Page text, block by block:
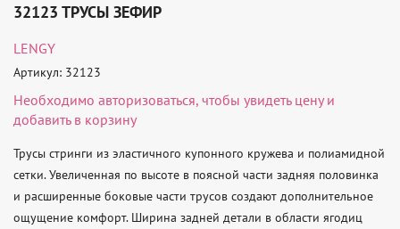
32123 ТРУСЫ ЗЕФИР
LENGY
Артикул: 32123
Необходимо авторизоваться, чтобы увидеть цену и
добавить в корзину
Трусы стринги из эластичного купонного кружева и полиамидной
сетки. Увеличенная по высоте в поясной части задняя половинка
и расширенные боковые части трусов создают дополнительное
ощущение комфорт. Ширина задней детали в области ягодиц